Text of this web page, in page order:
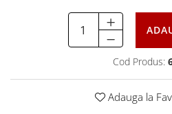
Cod Produs:
Adauga la